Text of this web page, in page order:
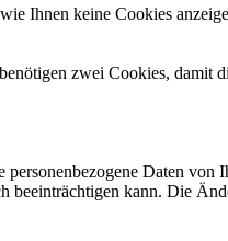
Ihnen keine Cookies
zwei Cookies, damit
Daten von
beeinträchtigen kann. Die